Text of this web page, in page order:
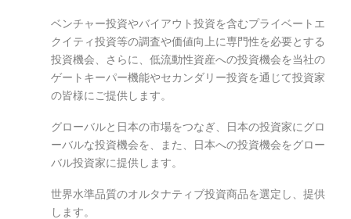
ベンチャー投資やバイアウト投資を含むプライベートエ
クイティ投資等の調査や価値向上に専門性を必要とする
投資機会、さらに、低流動性資産への投資機会を当社の
ゲートキーパー機能やセカンダリー投資を通じて投資家
の皆様にご提供します。
グローバルと日本の市場をつなぎ、日本の投資家にグロ
ーバルな投資機会を、また、日本への投資機会をグロー
バル投資家に提供します。
世界水準品質のオルタナティブ投資商品を選定し、提供
します。